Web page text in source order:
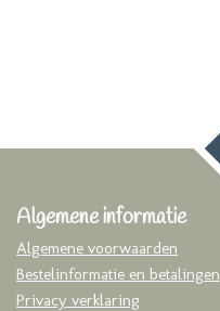
Algemene informatie
Algemene voorwaarden
Bestelinformatie en betalingen
Privacy verklaring